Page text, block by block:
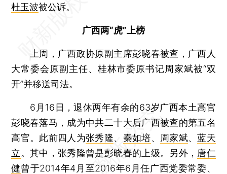
杜玉波被公诉。
广西两“虎”上榜
上周，广西政协原副主席彭晓春被查，广西人
大常委会原副主任、桂林市委原书记周家斌被“双
开”并移送司法。
6月16日，退休两年有余的63岁广西本土高官
彭晓春落马，成为中共二十大后广西被查的第五名
高官。此前四人为张秀隆、 秦如培、 周家斌、蓝天
立。其中，张秀隆曾是彭晓春的上级。另外， 唐仁
健曾于2014年4月至2016年6月任广西党委常委、